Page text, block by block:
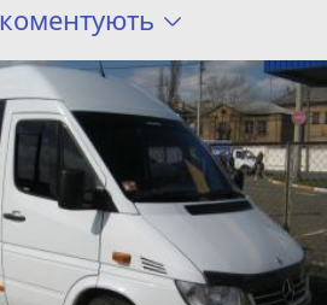
коментують